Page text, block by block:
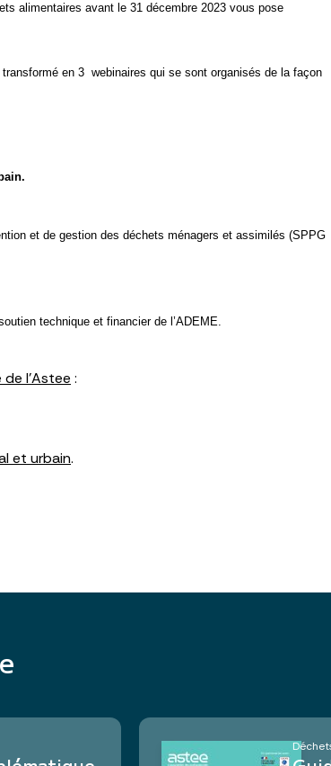
alimentaires avant le 31 décembre 2023 vous pose
en 3 webinaires qui se sont organisés de la façon
.
et de gestion des déchets ménagers et assimilés (SPPG
technique et financier de l’ADEME.
l’Astee :
et urbain.